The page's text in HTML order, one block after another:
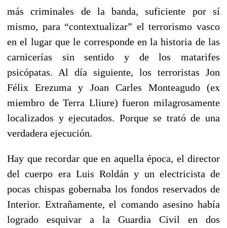
más criminales de la banda, suficiente por sí
mismo, para “contextualizar” el terrorismo vasco
en el lugar que le corresponde en la historia de las
carnicerías sin sentido y de los matarifes
psicópatas. Al día siguiente, los terroristas Jon
Félix Erezuma y Joan Carles Monteagudo (ex
miembro de Terra Lliure) fueron milagrosamente
localizados y ejecutados. Porque se trató de una
verdadera ejecución.
Hay que recordar que en aquella época, el director
del cuerpo era Luis Roldán y un electricista de
pocas chispas gobernaba los fondos reservados de
Interior. Extrañamente, el comando asesino había
logrado esquivar a la Guardia Civil en dos